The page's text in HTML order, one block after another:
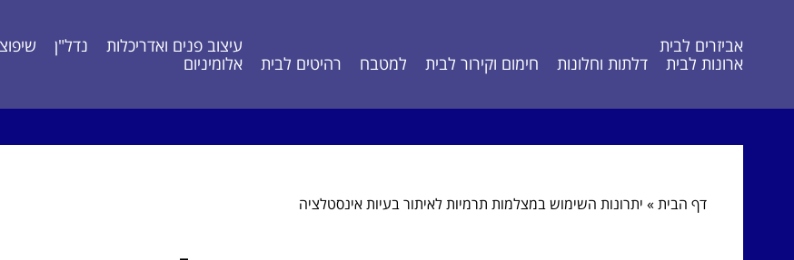
אביזרים לבית
ארונות לבית
דלתות וחלונות חימום וקירור לבית למטבח רהיטים לבית
עיצוב פנים ואדריכלות
אלומיניום
נדל"ן
דף הבית» יתרונות השימוש במצלמות תרמיות לאיתור בעיות אינסטלציה